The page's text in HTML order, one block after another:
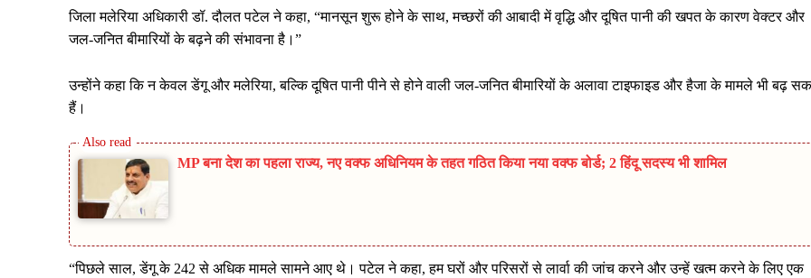
जिला मलेरिया अधिकारी डॉ. दौलत पटेल ने कहा, “मानसून शुरू होने के साथ, मच्छरों की आबादी में वृद्धि और दूषित पानी की खपत के कारण वेक्टर और
जल-जनित बीमारियों के बढ़ने की संभावना है।”
उन्होंने कहा कि न केवल डेंगू और मलेरिया, बल्कि दूषित पानी पीने से होने वाली जल-जनित बीमारियों के अलावा टाइफाइड और हैजा के मामले भी बढ़
हैं।
MP बना देश का पहला राज्य, नए वक्फ अधिनियम के तहत गठित किया नया वक्फ बोर्ड; 2 हिंदू सदस्य भी शामिल
“पिछले साल, डेंगू के 242 से अधिक मामले सामने आए थे। पटेल ने कहा, हम घरों और परिसरों से लार्वा की जांच करने और उन्हें खत्म करने के लिए एक